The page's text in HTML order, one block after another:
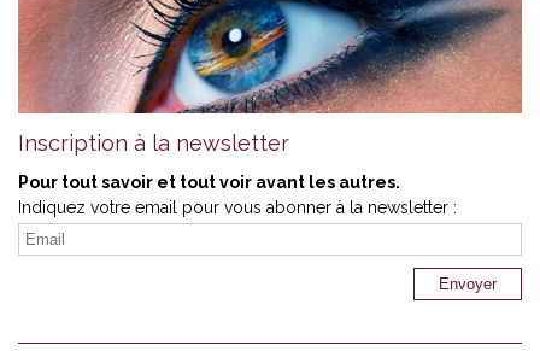
Inscription à la newsletter
Pour tout savoir et tout voir avant les autres.
Indiquez votre email pour vous abonner à la newsletter :